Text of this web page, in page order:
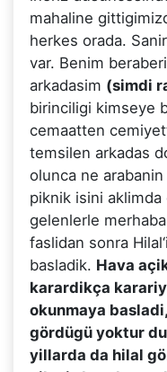
mahaline
herkes orada.
var. Benim
arkadasim (simdi
birinciligi kimseye
cemaatten
temsilen arkadas
olunca ne
piknik isini
gelenlerle
faslidan sonra
basladik. Hava
karardikça
okunmaya
gördügü yoktur
yillarda da hilal